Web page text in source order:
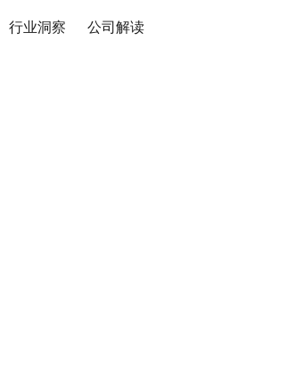
行业洞察 公司解读